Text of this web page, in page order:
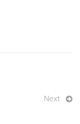
Next